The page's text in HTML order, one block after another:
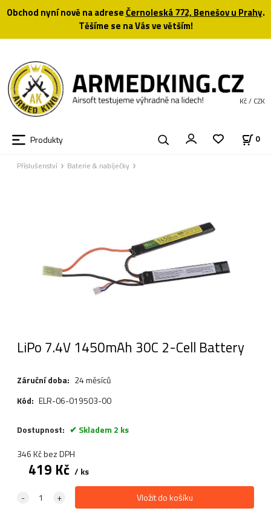
Obchod nyní nově na adreseČernoleská 772, Benešov u Prahy.
Těšíme se na Vás ve větším!
Produkty 0
Kč / CZK
Příslušenství Baterie & nabíječky
LiPo 7.4V 1450mAh 30C 2-Cell Battery
Záruční doba: 24 měsíců
Kód: ELR-06-019503-00
Dostupnost:
Skladem 2 ks
346Kčbez DPH
419 Kč ks